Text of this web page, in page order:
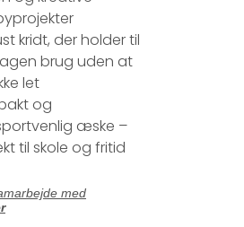
kridt, der holder til
brug uden at
let
og
æske –
til skole og fritid
med